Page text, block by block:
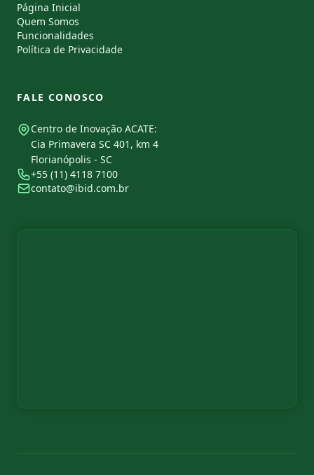
Página Inicial
Quem Somos
Funcionalidades
Política de Privacidade
FALE CONOSCO
Centro de Inovação ACATE:
Cia Primavera SC 401, km 4
Florianópolis - SC
+55 (11) 4118 7100
contato@ibid.com.br